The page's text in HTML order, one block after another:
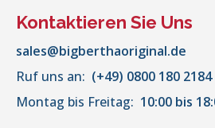
Kontaktieren Sie Uns
sales@bigberthaoriginal.de
Ruf uns an: (+49) 0800 180 2184
Montag bis Freitag: 10:00 bis